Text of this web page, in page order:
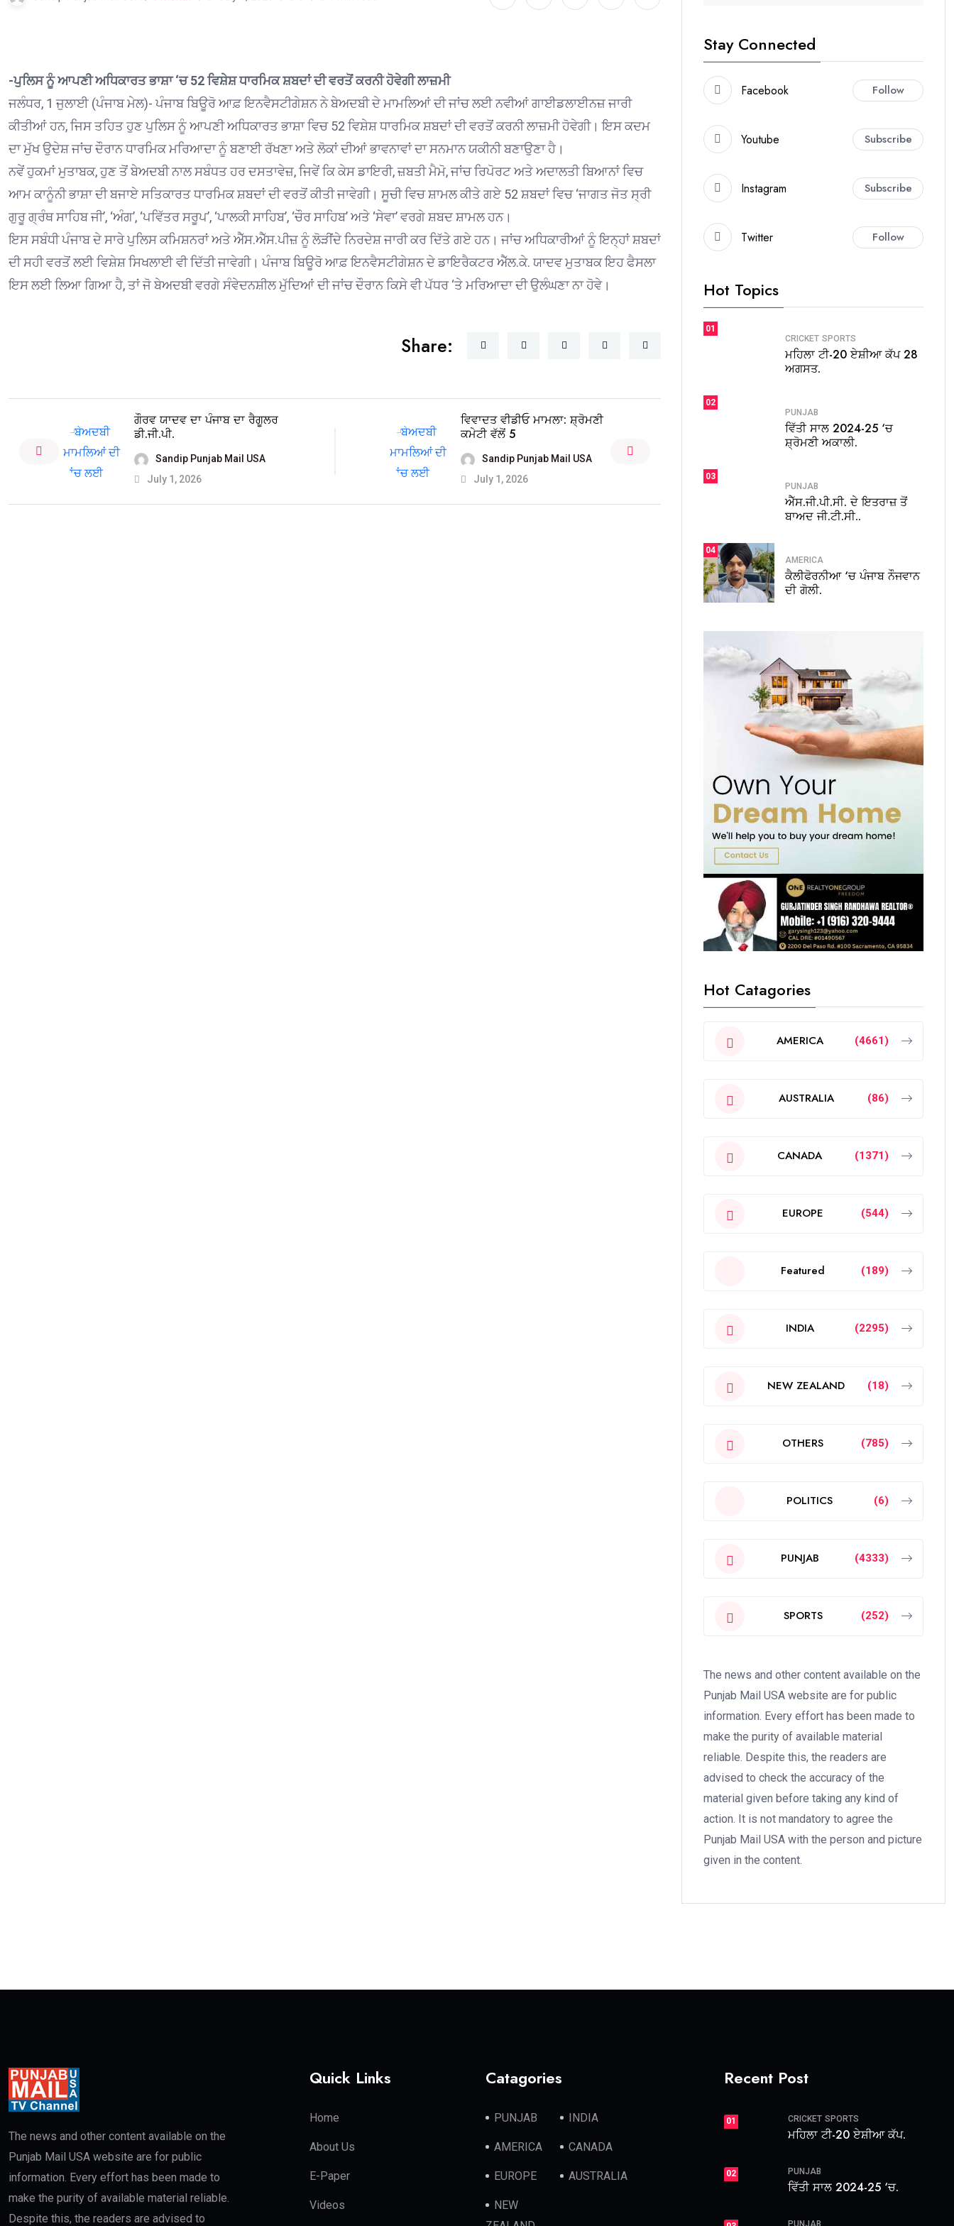
-ਪੁਲਿਸ ਨੂੰ ਆਪਣੀ ਅਧਿਕਾਰਤ ਭਾਸ਼ਾ ‘ਚ 52 ਵਿਸ਼ੇਸ਼ ਧਾਰਮਿਕ ਸ਼ਬਦਾਂ ਦੀ ਵਰਤੋਂ ਕਰਨੀ ਹੋਵੇਗੀ ਲਾਜ਼ਮੀ
ਜਲੰਧਰ, 1 ਜੁਲਾਈ (ਪੰਜਾਬ ਮੇਲ)- ਪੰਜਾਬ ਬਿਊਰੋ ਆਫ਼ ਇਨਵੈਸਟੀਗੇਸ਼ਨ ਨੇ ਬੇਅਦਬੀ ਦੇ ਮਾਮਲਿਆਂ ਦੀ ਜਾਂਚ ਲਈ ਨਵੀਆਂ ਗਾਈਡਲਾਈਨਜ਼ ਜਾਰੀ
ਕੀਤੀਆਂ ਹਨ, ਜਿਸ ਤਹਿਤ ਹੁਣ ਪੁਲਿਸ ਨੂੰ ਆਪਣੀ ਅਧਿਕਾਰਤ ਭਾਸ਼ਾ ਵਿਚ 52 ਵਿਸ਼ੇਸ਼ ਧਾਰਮਿਕ ਸ਼ਬਦਾਂ ਦੀ ਵਰਤੋਂ ਕਰਨੀ ਲਾਜ਼ਮੀ ਹੋਵੇਗੀ। ਇਸ ਕਦਮ
ਦਾ ਮੁੱਖ ਉਦੇਸ਼ ਜਾਂਚ ਦੌਰਾਨ ਧਾਰਮਿਕ ਮਰਿਆਦਾ ਨੂੰ ਬਣਾਈ ਰੱਖਣਾ ਅਤੇ ਲੋਕਾਂ ਦੀਆਂ ਭਾਵਨਾਵਾਂ ਦਾ ਸਨਮਾਨ ਯਕੀਨੀ ਬਣਾਉਣਾ ਹੈ।
ਨਵੇਂ ਹੁਕਮਾਂ ਮੁਤਾਬਕ, ਹੁਣ ਤੋਂ ਬੇਅਦਬੀ ਨਾਲ ਸਬੰਧਤ ਹਰ ਦਸਤਾਵੇਜ਼, ਜਿਵੇਂ ਕਿ ਕੇਸ ਡਾਇਰੀ, ਜ਼ਬਤੀ ਮੈਮੋ, ਜਾਂਚ ਰਿਪੋਰਟ ਅਤੇ ਅਦਾਲਤੀ ਬਿਆਨਾਂ ਵਿਚ
ਆਮ ਕਾਨੂੰਨੀ ਭਾਸ਼ਾ ਦੀ ਬਜਾਏ ਸਤਿਕਾਰਤ ਧਾਰਮਿਕ ਸ਼ਬਦਾਂ ਦੀ ਵਰਤੋਂ ਕੀਤੀ ਜਾਵੇਗੀ। ਸੂਚੀ ਵਿਚ ਸ਼ਾਮਲ ਕੀਤੇ ਗਏ 52 ਸ਼ਬਦਾਂ ਵਿਚ ‘ਜਾਗਤ ਜੋਤ ਸ੍ਰੀ
ਗੁਰੂ ਗ੍ਰੰਥ ਸਾਹਿਬ ਜੀ’, ‘ਅੰਗ’, ‘ਪਵਿੱਤਰ ਸਰੂਪ’, ‘ਪਾਲਕੀ ਸਾਹਿਬ’, ‘ਚੌਰ ਸਾਹਿਬ’ ਅਤੇ ‘ਸੇਵਾ’ ਵਰਗੇ ਸ਼ਬਦ ਸ਼ਾਮਲ ਹਨ।
ਇਸ ਸਬੰਧੀ ਪੰਜਾਬ ਦੇ ਸਾਰੇ ਪੁਲਿਸ ਕਮਿਸ਼ਨਰਾਂ ਅਤੇ ਐੱਸ.ਐੱਸ.ਪੀਜ਼ ਨੂੰ ਲੋੜੀਂਦੇ ਨਿਰਦੇਸ਼ ਜਾਰੀ ਕਰ ਦਿੱਤੇ ਗਏ ਹਨ। ਜਾਂਚ ਅਧਿਕਾਰੀਆਂ ਨੂੰ ਇਨ੍ਹਾਂ ਸ਼ਬਦਾਂ
ਦੀ ਸਹੀ ਵਰਤੋਂ ਲਈ ਵਿਸ਼ੇਸ਼ ਸਿਖਲਾਈ ਵੀ ਦਿੱਤੀ ਜਾਵੇਗੀ। ਪੰਜਾਬ ਬਿਊਰੋ ਆਫ਼ ਇਨਵੈਸਟੀਗੇਸ਼ਨ ਦੇ ਡਾਇਰੈਕਟਰ ਐੱਲ.ਕੇ. ਯਾਦਵ ਮੁਤਾਬਕ ਇਹ ਫੈਸਲਾ
ਇਸ ਲਈ ਲਿਆ ਗਿਆ ਹੈ, ਤਾਂ ਜੋ ਬੇਅਦਬੀ ਵਰਗੇ ਸੰਵੇਦਨਸ਼ੀਲ ਮੁੱਦਿਆਂ ਦੀ ਜਾਂਚ ਦੌਰਾਨ ਕਿਸੇ ਵੀ ਪੱਧਰ ‘ਤੇ ਮਰਿਆਦਾ ਦੀ ਉਲੰਘਣਾ ਨਾ ਹੋਵੇ।
Share:
ਗੌਰਵ ਯਾਦਵ ਦਾ ਪੰਜਾਬ ਦਾ ਰੈਗੂਲਰ
ਡੀ.ਜੀ.ਪੀ.
Sandip Punjab Mail USA
July 1, 2026
ਵਿਵਾਦਤ ਵੀਡੀਓ ਮਾਮਲਾ: ਸ਼੍ਰੋਮਣੀ
ਕਮੇਟੀ ਵੱਲੋਂ 5
Sandip Punjab Mail USA
July 1, 2026
Stay Connected
Facebook Follow
Youtube Subscribe
Instagram Subscribe
Twitter Follow
Hot Topics
01
CRICKET SPORTS
ਮਹਿਲਾ ਟੀ-20 ਏਸ਼ੀਆ ਕੱਪ 28
ਅਗਸਤ.
02
PUNJAB
ਵਿੱਤੀ ਸਾਲ 2024-25 ‘ਚ
ਸ਼੍ਰੋਮਣੀ ਅਕਾਲੀ.
03
PUNJAB
ਐੱਸ.ਜੀ.ਪੀ.ਸੀ. ਦੇ ਇਤਰਾਜ਼ ਤੋਂ
ਬਾਅਦ ਜੀ.ਟੀ.ਸੀ..
04
AMERICA
ਕੈਲੀਫੋਰਨੀਆ ‘ਚ ਪੰਜਾਬ ਨੌਜਵਾਨ
ਦੀ ਗੋਲੀ.
Hot Catagories
AMERICA (4661)
AUSTRALIA (86)
CANADA (1371)
EUROPE (544)
Featured (189)
INDIA (2295)
NEW ZEALAND (18)
OTHERS (785)
POLITICS (6)
PUNJAB (4333)
SPORTS (252)
The news and other content available on the
Punjab Mail USA website are for public
information. Every effort has been made to
make the purity of available material
reliable. Despite this, the readers are
advised to check the accuracy of the
material given before taking any kind of
action. It is not mandatory to agree the
Punjab Mail USA with the person and picture
given in the content.
The news and other content available on the
Punjab Mail USA website are for public
information. Every effort has been made to
make the purity of available material reliable.
Despite this, the readers are advised to
Quick Links
Home
About Us
E-Paper
Videos
Catagories
PUNJAB INDIA
AMERICA CANADA
EUROPE AUSTRALIA
NEW
Recent Post
01 CRICKET SPORTS
ਮਹਿਲਾ ਟੀ-20 ਏਸ਼ੀਆ ਕੱਪ.
02 PUNJAB
ਵਿੱਤੀ ਸਾਲ 2024-25 ‘ਚ.
PUNJAB